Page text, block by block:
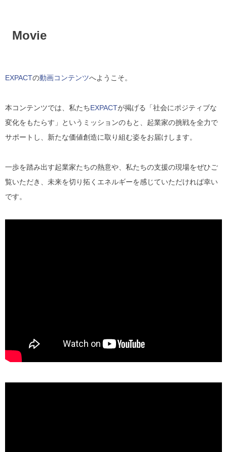
Movie
EXPACTの動画コンテンツへようこそ。
本コンテンツでは、私たちEXPACTが掲げる「社会にポジティブな
変化をもたらす」というミッションのもと、起業家の挑戦を全力で
サポートし、新たな価値創造に取り組む姿をお届けします。
一歩を踏み出す起業家たちの熱意や、私たちの支援の現場をぜひご
覧いただき、未来を切り拓くエネルギーを感じていただければ幸い
です。